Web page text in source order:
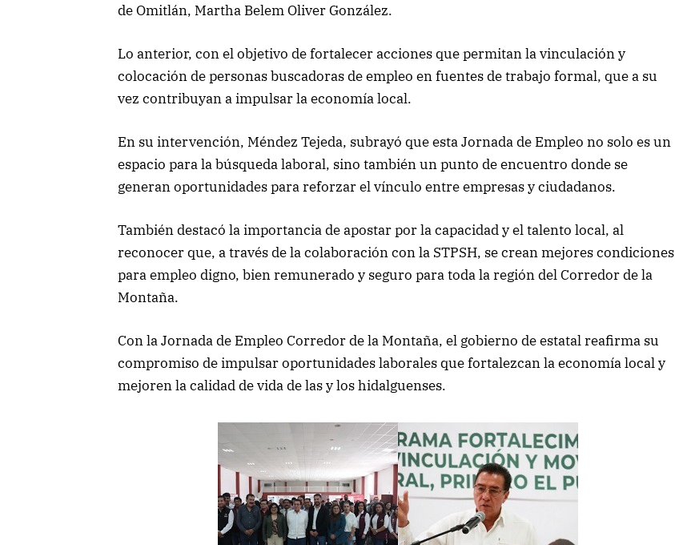
de Omitlán, Martha Belem Oliver González.
Lo anterior, con el objetivo de fortalecer acciones que permitan la vinculación y
colocación de personas buscadoras de empleo en fuentes de trabajo formal, que a su
vez contribuyan a impulsar la economía local.
En su intervención, Méndez Tejeda, subrayó que esta Jornada de Empleo no solo es un
espacio para la búsqueda laboral, sino también un punto de encuentro donde se
generan oportunidades para reforzar el vínculo entre empresas y ciudadanos.
También destacó la importancia de apostar por la capacidad y el talento local, al
reconocer que, a través de la colaboración con la STPSH, se crean mejores condiciones
para empleo digno, bien remunerado y seguro para toda la región del Corredor de la
Montaña.
Con la Jornada de Empleo Corredor de la Montaña, el gobierno de estatal reafirma su
compromiso de impulsar oportunidades laborales que fortalezcan la economía local y
mejoren la calidad de vida de las y los hidalguenses.